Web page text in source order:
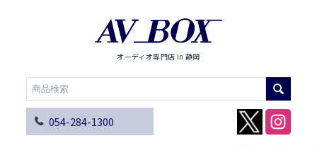
オーディオ専門店 in 静岡
054-284-1300